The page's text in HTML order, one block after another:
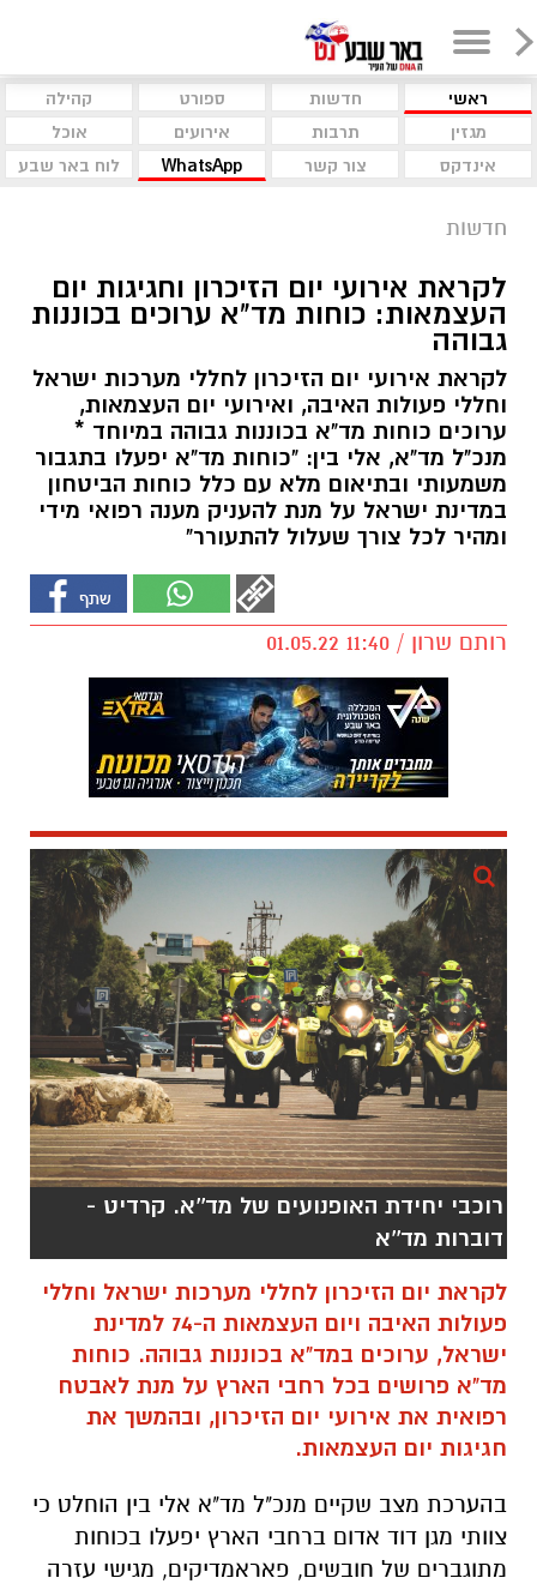
ראשי חדשות ספורט
קהילה
מגזין
תרבות אירועים
אוכל
אינדקס
צור קשר WhatsApp לוח באר שבע
חדשות
לקראת אירועי יום הזיכרון וחגיגות יום
העצמאות: כוחות מד"א ערוכים בכוננות
גבוהה
לקראת אירועי יום הזיכרון לחללי מערכות ישראל
וחללי פעולות האיבה, ואירועי יום העצמאות,
ערוכים כוחות מד"א בכוננות גבוהה במיוחד *
מנכ"ל מד"א, אלי בין: "כוחות מד"א יפעלו בתגבור
משמעותי ובתיאום מלא עם כלל כוחות הביטחון
במדינת ישראל על מנת להעניק מענה רפואי מידי
ומהיר לכל צורך שעלול להתעורר"
רותם שרון / 11:40 01.05.22
רוכבי יחידת האופנועים של מד''א. קרדיט -
דוברות מד''א
לקראת יום הזיכרון לחללי מערכות ישראל וחללי
פעולות האיבה ויום העצמאות ה-74 למדינת
ישראל, ערוכים במד"א בכוננות גבוהה. כוחות
מד"א פרושים בכל רחבי הארץ על מנת לאבטח
רפואית את אירועי יום הזיכרון, ובהמשך את
חגיגות יום העצמאות.
בהערכת מצב שקיים מנכ"ל מד"א אלי בין הוחלט כי
צוותי מגן דוד אדום ברחבי הארץ יפעלו בכוחות
מתוגברים של חובשים, פאראמדיקים, מגישי עזרה